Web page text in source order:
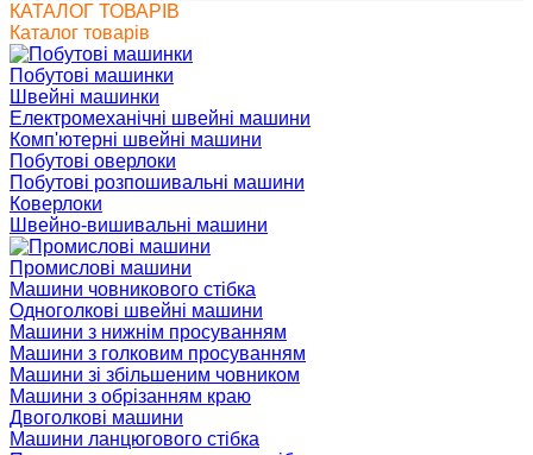
КАТАЛОГ ТОВАРІВ
Каталог товарів
Побутові машинки
Швейні машинки
Електромеханічні швейні машини
Комп'ютерні швейні машини
Побутові оверлоки
Побутові розпошивальні машини
Коверлоки
Швейно-вишивальні машини
Промислові машини
Машини човникового стібка
Одноголкові швейні машини
Машини з нижнім просуванням
Машини з голковим просуванням
Машини зі збільшеним човником
Машини з обрізанням краю
Двоголкові машини
Машини ланцюгового стібка